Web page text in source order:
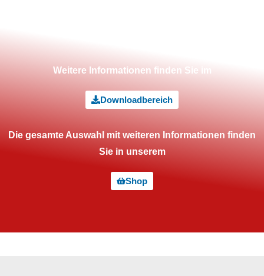
Weitere Informationen finden Sie im
Downloadbereich
Die gesamte Auswahl mit weiteren Informationen finden
Sie in unserem
Shop